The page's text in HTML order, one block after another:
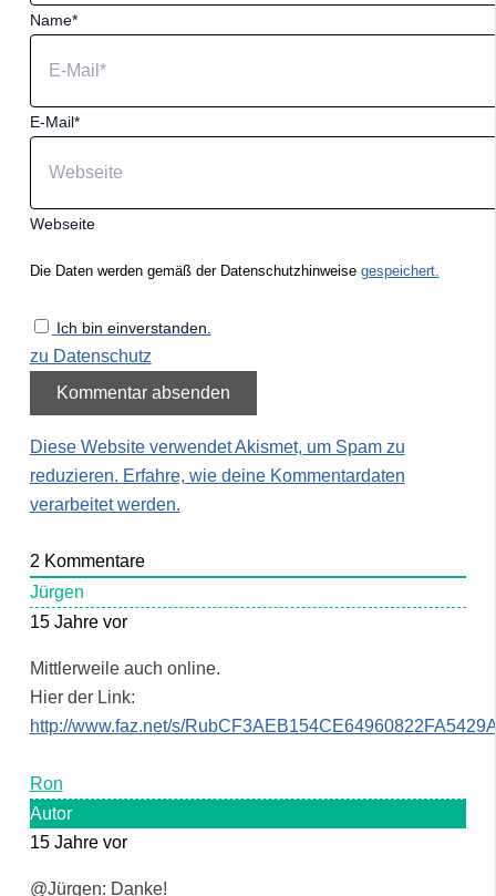
Name*
E-Mail*
Webseite
Die Daten werden gemäß der Datenschutzhinweise gespeichert.
Ich bin einverstanden.
zu Datenschutz
Diese Website verwendet Akismet, um Spam zu
reduzieren. Erfahre, wie deine Kommentardaten
verarbeitet werden.
2 Kommentare
Jürgen
15 Jahre vor
Mittlerweile auch online.
Hier der Link:
http://www.faz.net/s/
Ron
Autor
15 Jahre vor
@Jürgen: Danke!